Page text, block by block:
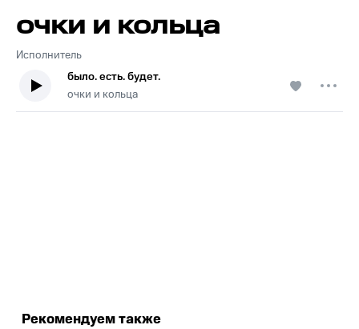
Исполнитель
очки и кольца
было. есть. будет.
очки и кольца
Рекомендуем также